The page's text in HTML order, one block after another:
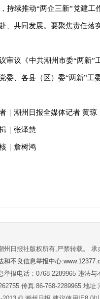
持续推动“两企三新”党建
、共同发展。要聚焦责任落
审议《中共潮州市委“两新”
委、各县（区）委“两新”工
｜潮州日报全媒体记者 黄琼
｜张泽慧
｜詹树鸿
州日报社版权所有,严禁转载。
和不良信息举报中心
举报电话：0768-2289965 违法
传真:86-768-2289965 地址